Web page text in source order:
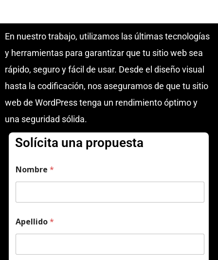
En nuestro trabajo, utilizamos las últimas tecnologías
y herramientas para garantizar que tu sitio web sea
rápido, seguro y fácil de usar. Desde el diseño visual
hasta la codificación, nos aseguramos de que tu sitio
web de WordPress tenga un rendimiento óptimo y
una seguridad sólida.
Solícita una propuesta
Nombre *
Apellido*